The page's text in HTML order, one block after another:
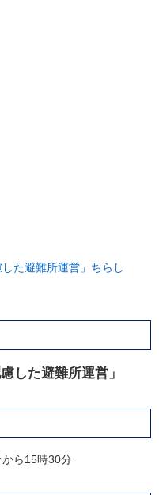
た避難所運営」ちらし
した避難所運営」​​
ら15時30分